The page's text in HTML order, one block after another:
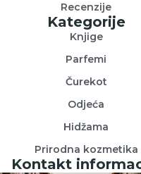
Recenzije
Kategorije
Knjige
Parfemi
Čurekot
Odjeća
Hidžama
Prirodna kozmetika
Kontakt